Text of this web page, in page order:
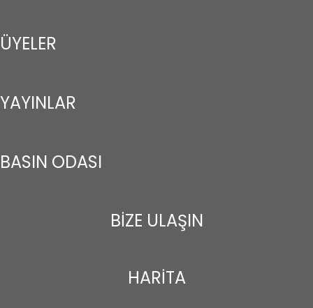
ÜYELER
YAYINLAR
BASIN ODASI
BİZE ULAŞIN
HARİTA